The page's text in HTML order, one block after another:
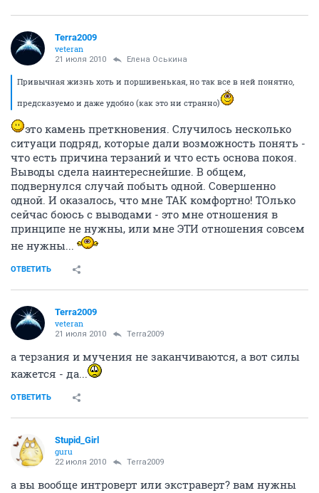
Terra2009
veteran
21 июля 2010 Елена Оськина
Привычная жизнь хоть и поршивенькая, но так все в ней понятно,
предсказуемо и даже удобно (как это ни странно)
это камень преткновения. Случилось несколько
ситуаци подряд, которые дали возможность понять -
что есть причина терзаний и что есть основа покоя.
Выводы сдела наинтереснейшие. В общем,
подвернулся случай побыть одной. Совершенно
одной. И оказалось, что мне ТАК комфортно! ТОлько
сейчас боюсь с выводами - это мне отношения в
принципе не нужны, или мне ЭТИ отношения совсем
не нужны...
ОТВЕТИТЬ
Terra2009
veteran
21 июля 2010 Terra2009
а терзания и мучения не заканчиваются, а вот силы
кажется - да...
ОТВЕТИТЬ
Stupid_Girl
guru
22 июля 2010 Terra2009
а вы вообще интроверт или экстраверт? вам нужны